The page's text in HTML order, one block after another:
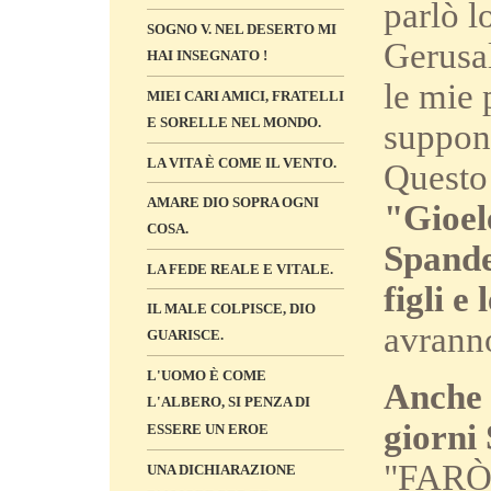
SOGNO V. NEL DESERTO MI
HAI INSEGNATO !
MIEI CARI AMICI, FRATELLI
E SORELLE NEL MONDO.
LA VITA È COME IL VENTO.
AMARE DIO SOPRA OGNI
COSA.
LA FEDE REALE E VITALE.
IL MALE COLPISCE, DIO
GUARISCE.
L'UOMO È COME
L'ALBERO, SI PENZA DI
ESSERE UN EROE
UNA DICHIARAZIONE
parlò
le mie
figli e
giorni